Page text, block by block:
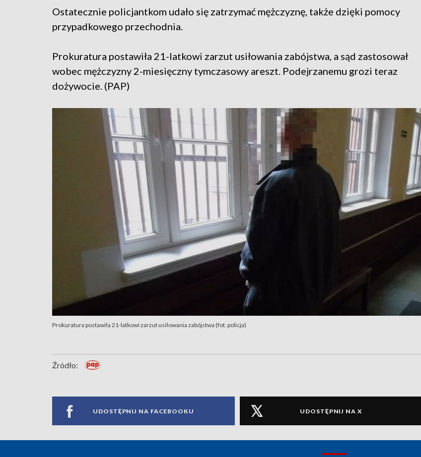
Ostatecznie policjantkom udało się zatrzymać mężczyznę, także dzięki pomocy
przypadkowego przechodnia.
Prokuratura postawiła 21-latkowi zarzut usiłowania zabójstwa, a sąd zastosował
wobec mężczyzny 2-miesięczny tymczasowy areszt. Podejrzanemu grozi teraz
dożywocie. (PAP)
Prokuratura postawiła 21-latkowi zarzut usiłowania zabójstwa (fot. policja)
Źródło:
UDOSTĘPNIJ NA FACEBOOKU UDOSTĘPNIJ NA X